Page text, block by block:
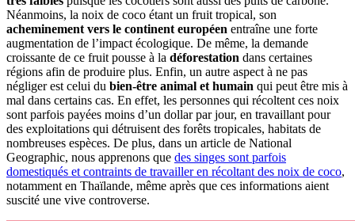
Néanmoins, la noix de coco étant un fruit tropical, son
acheminement vers le continent européen entraîne une forte
augmentation de l’impact écologique. De même, la demande
croissante de ce fruit pousse à la déforestation dans certaines
régions afin de produire plus. Enfin, un autre aspect à ne pas
négliger est celui du bien-être animal et humain qui peut être mis à
mal dans certains cas. En effet, les personnes qui récoltent ces noix
sont parfois payées moins d’un dollar par jour, en travaillant pour
des exploitations qui détruisent des forêts tropicales, habitats de
nombreuses espèces. De plus, dans un article de National
Geographic, nous apprenons que des singes sont parfois
domestiqués et contraints de travailler en récoltant des noix de coco,
notamment en Thaïlande, même après que ces informations aient
suscité une vive controverse.